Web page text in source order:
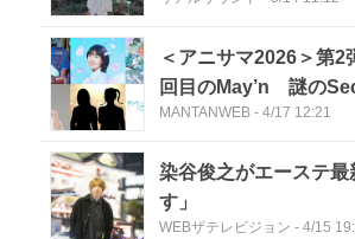
＜アニサマ2026＞第
回目のMay’n 謎の
MANTANWEB - 4/17 12:21
染谷俊之がエーステ
す」
WEBザテレビジョン - 4/15